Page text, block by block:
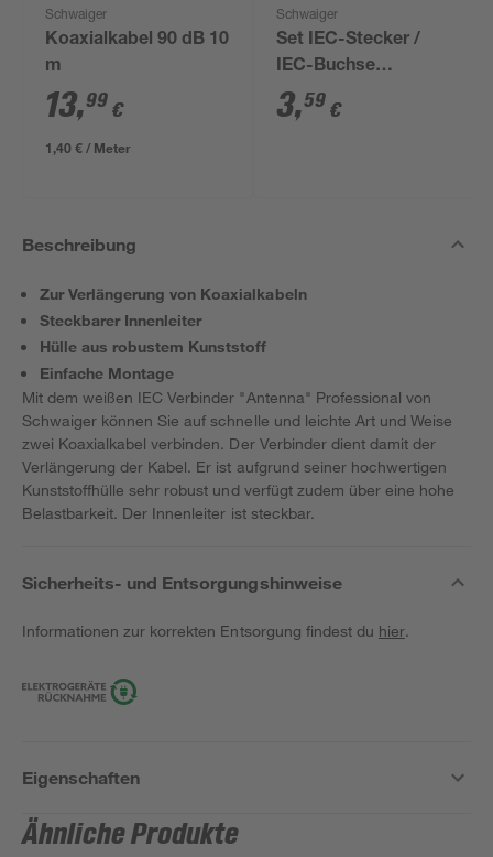
Schwaiger
Koaxialkabel 90 dB 10
m
13,99 €
1,40 € / Meter
Schwaiger
Set IEC-Stecker /
IEC-Buchse
"Antenna" Standard 2
Stück
3,59 €
Beschreibung
Zur Verlängerung von Koaxialkabeln
Steckbarer Innenleiter
Hülle aus robustem Kunststoff
Einfache Montage
Mit dem weißen IEC Verbinder "Antenna" Professional von
Schwaiger können Sie auf schnelle und leichte Art und Weise
zwei Koaxialkabel verbinden. Der Verbinder dient damit der
Verlängerung der Kabel. Er ist aufgrund seiner hochwertigen
Kunststoffhülle sehr robust und verfügt zudem über eine hohe
Belastbarkeit. Der Innenleiter ist steckbar.
Sicherheits- und Entsorgungshinweise
Informationen zur korrekten Entsorgung findest du hier.
Eigenschaften
Ähnliche Produkte